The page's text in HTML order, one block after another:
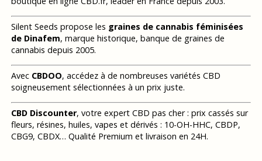
Silent Seeds propose les graines de cannabis féminisées
de Dinafem, marque historique, banque de graines de
cannabis depuis 2005.
Avec CBDOO, accédez à de nombreuses variétés CBD
soigneusement sélectionnées à un prix juste.
CBD Discounter, votre expert CBD pas cher : prix cassés sur
fleurs, résines, huiles, vapes et dérivés : 10-OH-HHC, CBDP,
CBG9, CBDX… Qualité Premium et livraison en 24H.